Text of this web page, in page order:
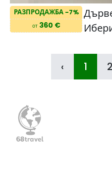
РАЗПРОДАЖБА -7%
от360 €
‹ 1 2